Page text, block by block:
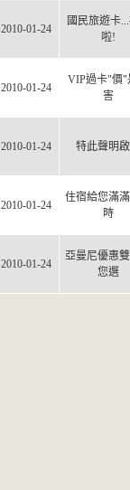
2010-01-24
國民旅遊卡
啦!
2010-01-24
VIP過卡"價"
害
2010-01-24 特此聲明
2010-01-24
住宿給您滿
時
2010-01-24
亞曼尼優惠
您選